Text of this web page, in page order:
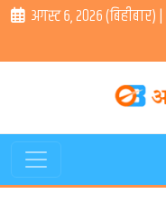
अगस्ट ६, २०२६ (बिहीबार) |